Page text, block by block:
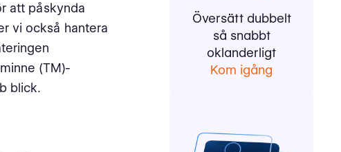
att påskynda
vi också hantera
(TM)-
blick.
Översätt dubbelt
så snabbt
oklanderligt
Kom igång